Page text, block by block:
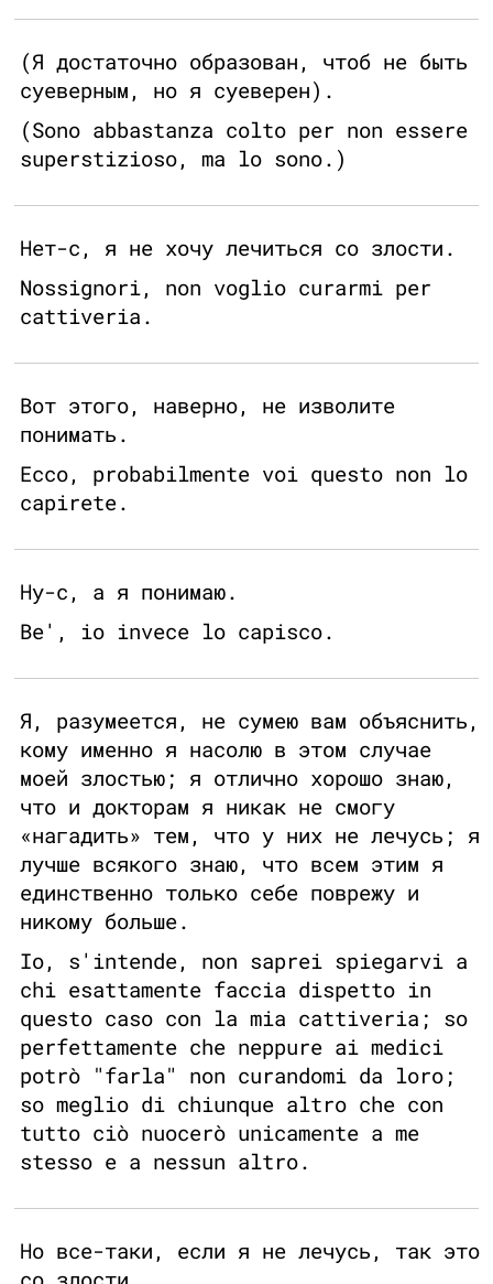
(Я достаточно образован, чтоб не быть
суеверным, но я суеверен).
(Sono abbastanza colto per non essere
superstizioso, ma lo sono.)
Нет-с, я не хочу лечиться со злости.
Nossignori, non voglio curarmi per
cattiveria.
Вот этого, наверно, не изволите
понимать.
Ecco, probabilmente voi questo non lo
capirete.
Ну-с, а я понимаю.
Be', io invece lo capisco.
Я, разумеется, не сумею вам объяснить,
кому именно я насолю в этом случае
моей злостью; я отлично хорошо знаю,
что и докторам я никак не смогу
«нагадить» тем, что у них не лечусь; я
лучше всякого знаю, что всем этим я
единственно только себе поврежу и
никому больше.
Io, s'intende, non saprei spiegarvi a
chi esattamente faccia dispetto in
questo caso con la mia cattiveria; so
perfettamente che neppure ai medici
potrò "farla" non curandomi da loro;
so meglio di chiunque altro che con
tutto ciò nuocerò unicamente a me
stesso e a nessun altro.
Но все-таки, если я не лечусь, так это